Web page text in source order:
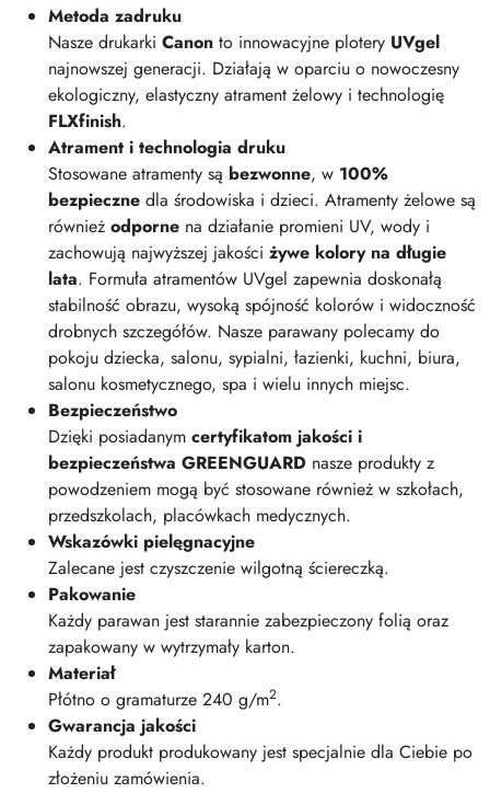
Metoda zadruku
Nasze drukarki Canon to innowacyjne plotery UVgel
najnowszej generacji. Działają w oparciu o nowoczesny
ekologiczny, elastyczny atrament żelowy i technologię
FLXfinish.
Atrament i technologia druku
Stosowane atramenty są bezwonne, w 100%
bezpieczne dla środowiska i dzieci. Atramenty żelowe są
również odporne na działanie promieni UV, wody i
zachowują najwyższej jakości żywe kolory na długie
lata. Formuła atramentów UVgel zapewnia doskonałą
stabilność obrazu, wysoką spójność kolorów i widoczność
drobnych szczegółów. Nasze parawany polecamy do
pokoju dziecka, salonu, sypialni, łazienki, kuchni, biura,
salonu kosmetycznego, spa i wielu innych miejsc.
Bezpieczeństwo
Dzięki posiadanym certyfikatom jakości i
bezpieczeństwa GREENGUARD nasze produkty z
powodzeniem mogą być stosowane również w szkołach,
przedszkolach, placówkach medycznych.
Wskazówki pielęgnacyjne
Zalecane jest czyszczenie wilgotną ściereczką.
Pakowanie
Każdy parawan jest starannie zabezpieczony folią oraz
zapakowany w wytrzymały karton.
Materiał
Płótno o gramaturze 240 g/m2.
Gwarancja jakości
Każdy produkt produkowany jest specjalnie dla Ciebie po
złożeniu zamówienia.